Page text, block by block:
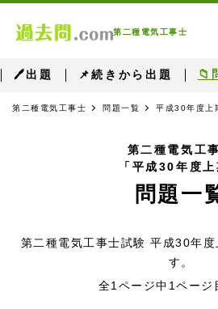
第二種電気工事士
🖊出題 📌続きから出題 📁
第二種電気工事士 問題一覧 平成30年度上
第二種電気工
「平成30年度上
問題一
第二種電気工事士試験 平成30年
す。
全1ページ中1ページ